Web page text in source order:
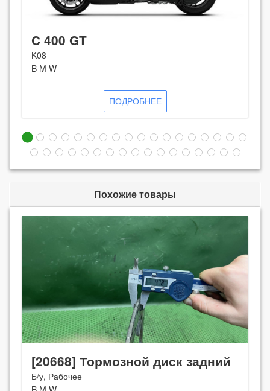
C 400 GT
K08
B M W
ПОДРОБНЕЕ
Похожие товары
[20668] Тормозной диск задний
Б/у, Рабочее